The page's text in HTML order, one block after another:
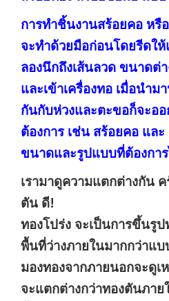
การทำชิ้นงานสร้อยคอ หรื
จะทำด้วยมือก่อนโดยรีดใ
ลองนึกถึงเส้นลวด ขนาดต่
และเข้าเครื่องทอ เมื่อนำ
กันกับห่วงและตะขอก็จะอ
ต้องการ เช่น สร้อยคอ แล
ขนาดและรูปแบบที่ต้องกา
เรามาดูความแตกต่างกัน
ตัน ดี!
ทองโปร่ง จะเป็นการขึ้นรู
พื้นที่ว่างภายในมากกว่าแบ
มองทองจากภายนอกจะดู
จะแตกต่างกว่าทองตันภาย